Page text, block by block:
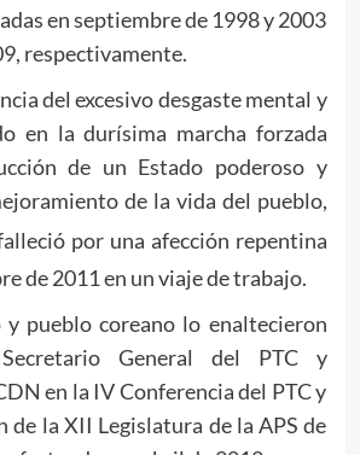
en septiembre de 1998 y 2003
respectivamente.
del excesivo desgaste mental y
en la durísima marcha forzada
de un Estado poderoso y
de la vida del pueblo,
por una afección repentina
de 2011 en un viaje de trabajo.
pueblo coreano lo enaltecieron
General del PTC y
en la IV Conferencia del PTC y
de la XII Legislatura de la APS de